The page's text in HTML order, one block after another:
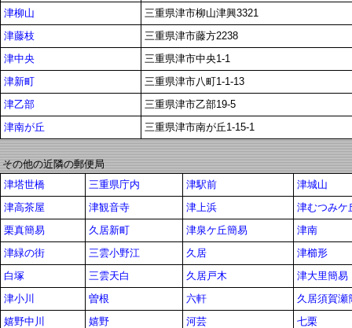
津柳山
三重県津市柳山津興3321
津藤枝
三重県津市藤方2238
津中央
三重県津市中央1-1
津新町
三重県津市八町1-1-13
津乙部
三重県津市乙部19-5
津南が丘
三重県津市南が丘1-15-1
その他の近隣の郵便局
津塔世橋
三重県庁内 津駅前
津城山
津高茶屋
津観音寺 津上浜
津むつみケ
栗真簡易
久居新町 津泉ケ丘簡易
津南
津緑の街
三雲小野江 久居
津櫛形
白塚
三雲天白 久居戸木
津大里簡易
津小川
曽根 六軒
久居須賀瀬
嬉野中川
嬉野 河芸 七栗